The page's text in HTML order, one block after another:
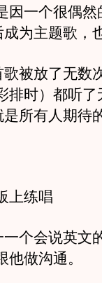
一个很偶然
为主题歌，
被放了无数
排时）都听
所有人期待
上练唱
个会说英文
做沟通。